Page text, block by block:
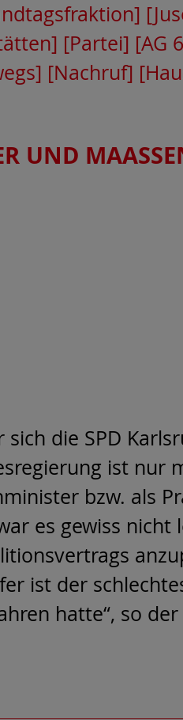
[Partei] [AG
[Nachruf]
UND MAASSEN
die SPD
ist nur
bzw. als
es gewiss nicht
ist der
hatte“, so der